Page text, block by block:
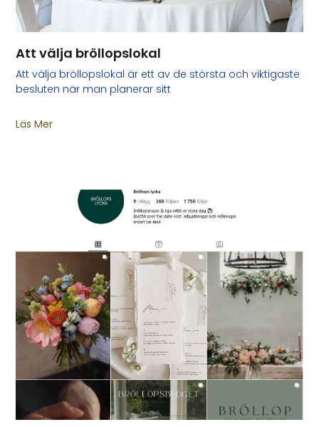
Att välja bröllopslokal
Att välja bröllopslokal är ett av de största och viktigaste
besluten när man planerar sitt
Läs Mer